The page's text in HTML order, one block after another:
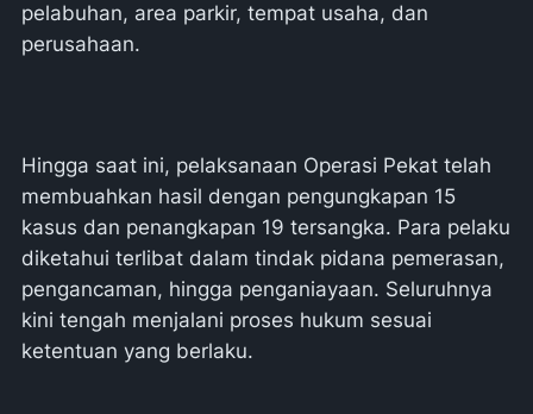
pelabuhan, area parkir, tempat usaha, dan
perusahaan.
Hingga saat ini, pelaksanaan Operasi Pekat telah
membuahkan hasil dengan pengungkapan 15
kasus dan penangkapan 19 tersangka. Para pelaku
diketahui terlibat dalam tindak pidana pemerasan,
pengancaman, hingga penganiayaan. Seluruhnya
kini tengah menjalani proses hukum sesuai
ketentuan yang berlaku.